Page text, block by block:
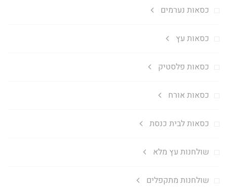
כסאות נערמים
כסאות עץ
כסאות פלסטיק
כסאות אורח
כסאות לבית כנסת
שולחנות עץ מלא
שולחנות מתקפלים